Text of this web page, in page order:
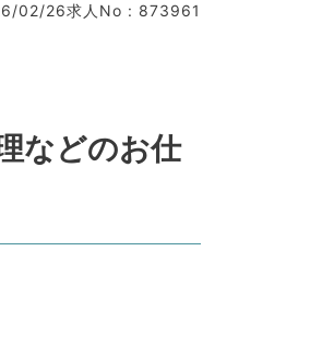
02/26求人No : 873961
などのお仕